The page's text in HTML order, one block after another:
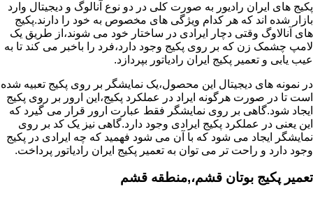
پکیج های ایران رادیور به صورت کلی در دو نوع آنالوگ و دیجیتال وارد
بازار شده اند که هر کدام ویژگی های مخصوص به خود را دارند.پکیج
های آنالاوگ وقتی دچار ایرادی در ساختار خود می شوند،از طریق یک
لامپ چشمک زن که بر روی پکیج وجود دارد،فرد را باخبر می کند تا به
عیب یابی و تعمیر پکیج ایران رادیاتور بپردازد.
در نمونه های دیجیتال این محصول،یک نمایشگر بر روی پکیج تعبیه شده
است تا در صورت هرگونه ایراد در عملکرد پکیج،این ارور بر روی پکیج
ایجاد شود.گاهی بر روی نمایشگر فقط عبارت ارور قرار می گیرد که
این یعنی در عملکرد پکیج ایرادی وجود دارد.گاهی نیز یک کد بر روی
نمایشگر ایجاد می شود که با آن می شود فهمید که چه ایرادی در پکیج
وجود دارد و راحت تر می توان به تعمیر پکیج ایران رادیاتور پرداخت.
تعمیر پکیج بوتان قشم،,منطقه قشم